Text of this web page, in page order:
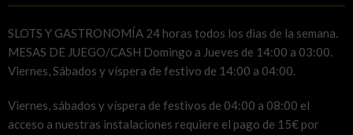
SLOTS Y GASTRONOMÍA 24 horas todos los dias de la semana.
MESAS DE JUEGO/CASH Domingo a Jueves de 14:00 a 03:00.
Viernes, Sábados y víspera de festivo de 14:00 a 04:00.
Viernes, sábados y víspera de festivos de 04:00 a 08:00 el
acceso a nuestras instalaciones requiere el pago de 15€ por